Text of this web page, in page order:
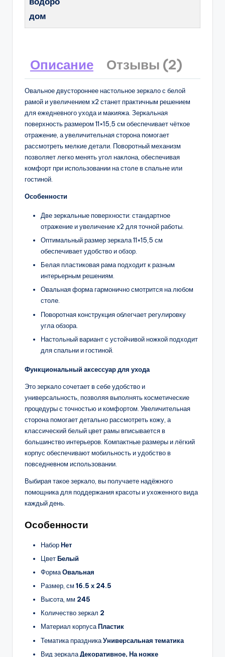
дом
Описание Отзывы (2)
Овальное двустороннее настольное зеркало с белой
рамой и увеличением x2 станет практичным решением
для ежедневного ухода и макияжа. Зеркальная
поверхность размером 11×15,5 см обеспечивает чёткое
отражение, а увеличительная сторона помогает
рассмотреть мелкие детали. Поворотный механизм
позволяет легко менять угол наклона, обеспечивая
комфорт при использовании на столе в спальне или
гостиной.
Особенности
Две зеркальные поверхности: стандартное
отражение и увеличение x2 для точной работы.
Оптимальный размер зеркала 11×15,5 см
обеспечивает удобство и обзор.
Белая пластиковая рама подходит к разным
интерьерным решениям.
Овальная форма гармонично смотрится на любом
столе.
Поворотная конструкция облегчает регулировку
угла обзора.
Настольный вариант с устойчивой ножкой подходит
для спальни и гостиной.
Функциональный аксессуар для ухода
Это зеркало сочетает в себе удобство и
универсальность, позволяя выполнять косметические
процедуры с точностью и комфортом. Увеличительная
сторона помогает детально рассмотреть кожу, а
классический белый цвет рамы вписывается в
большинство интерьеров. Компактные размеры и лёгкий
корпус обеспечивают мобильность и удобство в
повседневном использовании.
Выбирая такое зеркало, вы получаете надёжного
помощника для поддержания красоты и ухоженного вида
каждый день.
Особенности
НаборНет
ЦветБелый
ФормаОвальная
Размер, см 16.5 х 24.5
Высота, мм 245
Количество зеркал 2
Материал корпусаПластик
Тематика праздникаУниверсальная тематика
Вид зеркалаДекоративное, На ножке